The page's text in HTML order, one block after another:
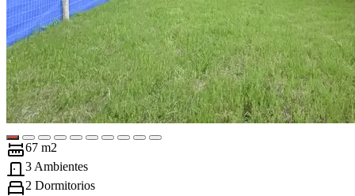
67 m2
3 Ambientes
2 Dormitorios